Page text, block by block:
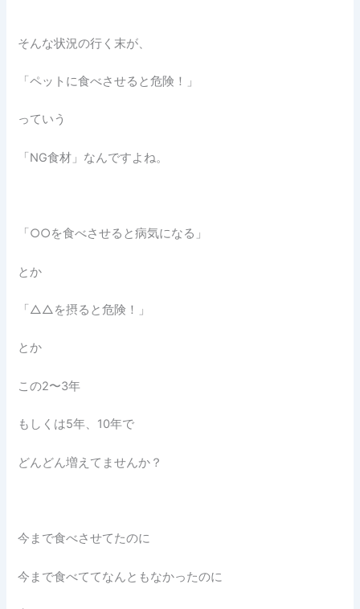
そんな状況の行く末が、
「ペットに食べさせると危険！」
っていう
「NG食材」なんですよね。
「○○を食べさせると病気になる」
とか
「△△を摂ると危険！」
とか
この2〜3年
もしくは5年、10年で
どんどん増えてませんか？
今まで食べさせてたのに
今まで食べててなんともなかったのに